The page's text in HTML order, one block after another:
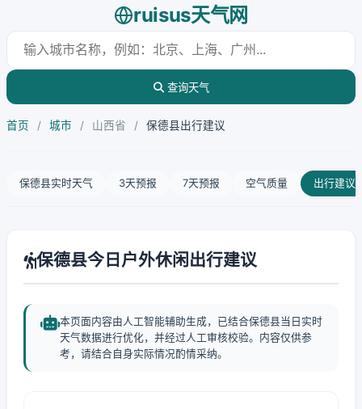
ruisus天气网
查询天气
首页 / 城市 / 山西省 / 保德县出行建议
保德县实时天气 3天预报 7天预报 空气质量 出行建议
保德县今日户外休闲出行建议
本页面内容由人工智能辅助生成，已结合保德县当日实时
天气数据进行优化，并经过人工审核校验。内容仅供参
考，请结合自身实际情况酌情采纳。